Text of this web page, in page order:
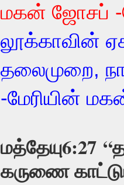
மகன் ஜோசப் -
லூக்காவின்
தலைமுறை,
-மேரியின்
மத்தேயு6:27 “
கருணை